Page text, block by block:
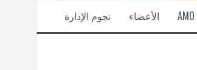
نجوم الإدارة الأعضاء